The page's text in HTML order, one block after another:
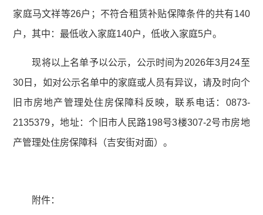
家庭马文祥等26户；不符合租赁补贴保障条件的共有140
户，其中：最低收入家庭140户，低收入家庭5户。
现将以上名单予以公示，公示时间为2026年3月24至
30日，如对公示名单中的家庭或人员有异议，请及时向个
旧市房地产管理处住房保障科反映，联系电话：0873-
2135379，地址：个旧市人民路198号3楼307-2号市房地
产管理处住房保障科（吉安街对面）。
附件：